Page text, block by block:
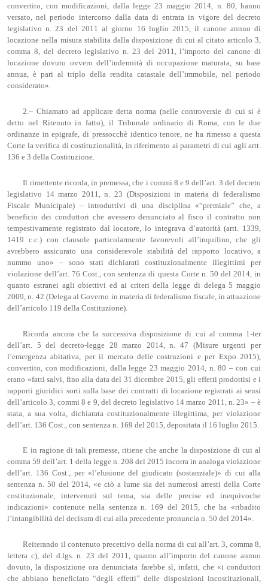
convertito, con modificazioni, dalla legge 23 maggio 2014, n. 80, hanno
versato, nel periodo intercorso dalla data di entrata in vigore del decreto
legislativo n. 23 del 2011 al giorno 16 luglio 2015, il canone annuo di
locazione nella misura stabilita dalla disposizione di cui al citato articolo 3,
comma 8, del decreto legislativo n. 23 del 2011, l’importo del canone di
locazione dovuto ovvero dell’indennità di occupazione maturata, su base
annua, è pari al triplo della rendita catastale dell’immobile, nel periodo
considerato».
2.− Chiamato ad applicare detta norma (nelle controversie di cui si è
detto nel Ritenuto in fatto), il Tribunale ordinario di Roma, con le due
ordinanze in epigrafe, di pressocchè identico tenore, ne ha rimesso a questa
Corte la verifica di costituzionalità, in riferimento ai parametri di cui agli artt.
136 e 3 della Costituzione.
Il rimettente ricorda, in premessa, che i commi 8 e 9 dell’art. 3 del decreto
legislativo 14 marzo 2011, n. 23 (Disposizioni in materia di federalismo
Fiscale Municipale) – introduttivi di una disciplina «“premiale” che, a
beneficio dei conduttori che avessero denunciato al fisco il contratto non
tempestivamente registrato dal locatore, lo integrava d’autorità (artt. 1339,
1419 c.c.) con clausole particolarmente favorevoli all’inquilino, che gli
avrebbero assicurato una considerevole stabilità del rapporto locativo, a
nummo uno» – sono stati dichiarati costituzionalmente illegittimi per
violazione dell’art. 76 Cost., con sentenza di questa Corte n. 50 del 2014, in
quanto estranei agli obiettivi ed ai criteri della legge di delega 5 maggio
2009, n. 42 (Delega al Governo in materia di federalismo fiscale, in attuazione
dell’articolo 119 della Costituzione).
Ricorda ancora che la successiva disposizione di cui al comma 1-ter
dell’art. 5 del decreto-legge 28 marzo 2014, n. 47 (Misure urgenti per
l’emergenza abitativa, per il mercato delle costruzioni e per Expo 2015),
convertito, con modificazioni, dalla legge 23 maggio 2014, n. 80 – con cui
erano «fatti salvi, fino alla data del 31 dicembre 2015, gli effetti prodottisi e i
rapporti giuridici sorti sulla base dei contratti di locazione registrati ai sensi
dell’articolo 3, commi 8 e 9, del decreto legislativo 14 marzo 2011, n. 23» – è
stata, a sua volta, dichiarata costituzionalmente illegittima, per violazione
dell’art. 136 Cost., con sentenza n. 169 del 2015, depositata il 16 luglio 2015.
E in ragione di tali premesse, ritiene che anche la disposizione di cui al
comma 59 dell’art. 1 della legge n. 208 del 2015 incorra in analoga violazione
dell’art. 136 Cost., per «l’elusione del giudicato (sostanziale)» di cui alla
sentenza n. 50 del 2014, «e ciò a lume sia dei numerosi arresti della Corte
costituzionale, intervenuti sul tema, sia delle precise ed inequivoche
indicazioni» contenute nella sentenza n. 169 del 2015, che ha «ribadito
l’intangibilità del decisum di cui alla precedente pronuncia n. 50 del 2014».
Reiterando il contenuto precettivo della norma di cui all’art. 3, comma 8,
lettera c), del d.lgs. n. 23 del 2011, quanto all’importo del canone annuo
dovuto, la disposizione ora denunciata farebbe sì, infatti, che «i conduttori
che abbiano beneficiato “degli effetti” delle disposizioni incostituzionali,